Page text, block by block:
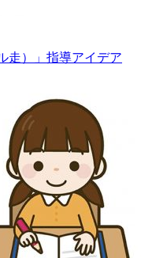
走）」指導アイデア